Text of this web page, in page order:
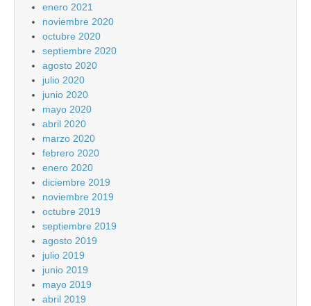
enero 2021
noviembre 2020
octubre 2020
septiembre 2020
agosto 2020
julio 2020
junio 2020
mayo 2020
abril 2020
marzo 2020
febrero 2020
enero 2020
diciembre 2019
noviembre 2019
octubre 2019
septiembre 2019
agosto 2019
julio 2019
junio 2019
mayo 2019
abril 2019